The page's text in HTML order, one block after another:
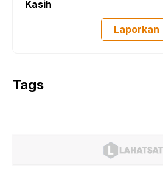
Kasih
Laporkan
Tags